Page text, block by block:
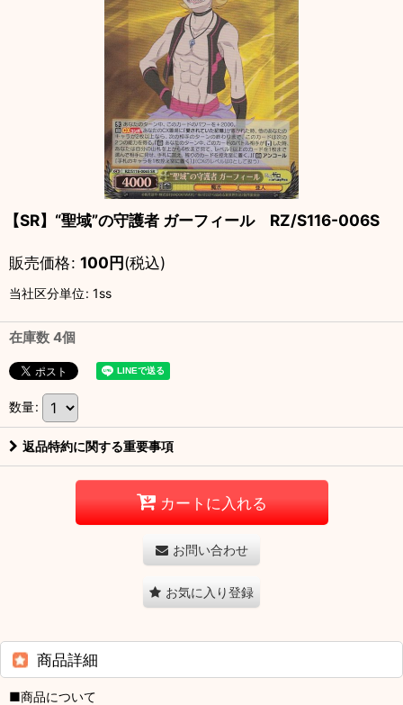
【SR】“聖域”の守護者 ガーフィール RZ/S116-006S
販売価格: 100円(税込)
当社区分単位: 1ss
在庫数 4個
数量:
返品特約に関する重要事項
カートに入れる
お問い合わせ
お気に入り登録
商品詳細
■商品について